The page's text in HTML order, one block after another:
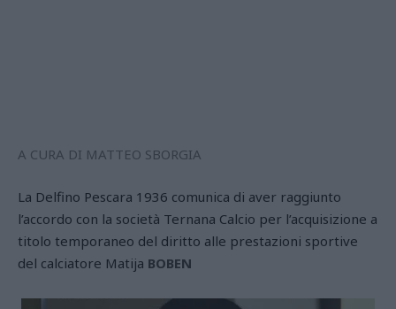
A CURA DI MATTEO SBORGIA
La Delfino Pescara 1936 comunica di aver raggiunto
l’accordo con la società Ternana Calcio per l’acquisizione a
titolo temporaneo del diritto alle prestazioni sportive
del calciatore Matija BOBEN